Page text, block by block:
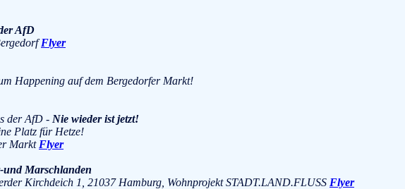
AfD
Flyer
Happening auf dem Bergedorfer Markt!
der AfD - Nie wieder ist jetzt!
Platz für Hetze!
Markt Flyer
und Marschlanden
Kirchdeich 1, 21037 Hamburg, Wohnprojekt STADT.LAND.FLUSS Flyer